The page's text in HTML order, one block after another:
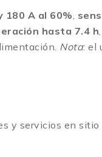
180 A al 60%,
hasta 7.4 h
Nota: el
y servicios en sitio